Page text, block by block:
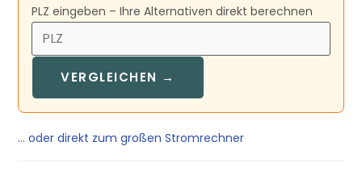
PLZ eingeben – Ihre Alternativen direkt berechnen
VERGLEICHEN →
… oder direkt zum großen Stromrechner